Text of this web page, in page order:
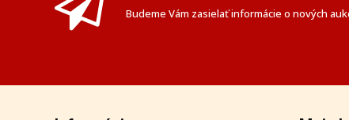
Budeme Vám zasielať informácie o nových